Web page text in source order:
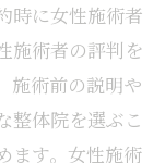
時に女性施術者
施術者の評判を
施術前の説明や
整体院を選ぶこ
ます。女性施術